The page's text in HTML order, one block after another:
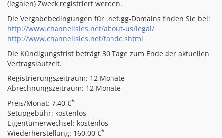
(legalen) Zweck registriert werden.
Die Vergabebedingungen für .net.gg-Domains finden Sie bei:
http://www.channelisles.net/about-us/legal/
http://www.channelisles.net/tandc.shtml
Die Kündigungsfrist beträgt 30 Tage zum Ende der aktuellen
Vertragslaufzeit.
Registrierungszeitraum: 12 Monate
Abrechnungszeitraum: 12 Monate
Preis/Monat: 7.40 €*
Setupgebühr: kostenlos
Eigentümerwechsel: kostenlos
Wiederherstellung: 160.00 €*